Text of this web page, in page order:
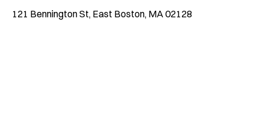
121 Bennington St, East Boston, MA 02128